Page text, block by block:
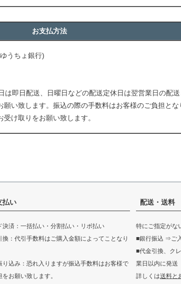
お支払方法
うちょ銀行)
即日配送、日曜日などの配送定休日は翌営業日の配送
い致します。振込の際の手数料はお客様のご負担とな
け取りをお願い致します。
払い
決済：一括払い・分割払い・リボ払い
換：代引手数料はご購入金額によってことなり
り込み：恐れ入りますが振込手数料はお客様で
をお願い致します。
配送・送料
特にご指定がな
■銀行振込 ⇒ご
■代金引換、ク
業日以内に発送
詳しくは送料と